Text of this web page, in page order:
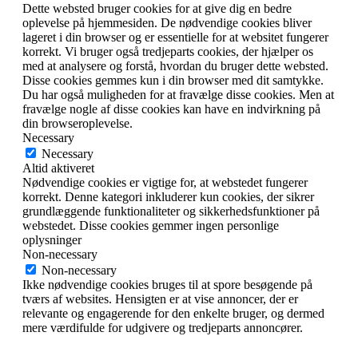
Dette websted bruger cookies for at give dig en bedre
oplevelse på hjemmesiden. De nødvendige cookies bliver
lageret i din browser og er essentielle for at websitet fungerer
korrekt. Vi bruger også tredjeparts cookies, der hjælper os
med at analysere og forstå, hvordan du bruger dette websted.
Disse cookies gemmes kun i din browser med dit samtykke.
Du har også muligheden for at fravælge disse cookies. Men at
fravælge nogle af disse cookies kan have en indvirkning på
din browseroplevelse.
Necessary
Necessary
Altid aktiveret
Nødvendige cookies er vigtige for, at webstedet fungerer
korrekt. Denne kategori inkluderer kun cookies, der sikrer
grundlæggende funktionaliteter og sikkerhedsfunktioner på
webstedet. Disse cookies gemmer ingen personlige
oplysninger
Non-necessary
Non-necessary
Ikke nødvendige cookies bruges til at spore besøgende på
tværs af websites. Hensigten er at vise annoncer, der er
relevante og engagerende for den enkelte bruger, og dermed
mere værdifulde for udgivere og tredjeparts annoncører.